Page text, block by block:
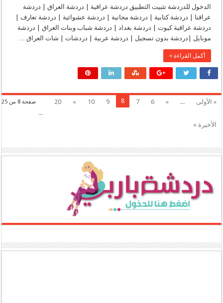
درة
السعودية
|
دردشة
درة
السعودية
|
جات
|
شات
السعودية
|
شات
درة
السعوديه
|
دردشة
درة
السعوديه
مغلقة
الدخول للدردشة تثبيت التطبيق دردشة عراقية | دردشة العراق | دردشة
عراقنا | دردشة كتابية | دردشة مجانية | دردشة عشوائية | دردشة تعارف |
دردشة عراقية كيوت | دردشة بغداد | دردشة شباب وبنات العراق | دردشة
موبايل |دردشة بدون تسجيل | دردشة عربية | دردشات | شات العراق …
أكمل القراءة »
صفحة 8 من 25 « الأولى ...
«
6
7
8
9
10
»
20
...
الأخيرة »